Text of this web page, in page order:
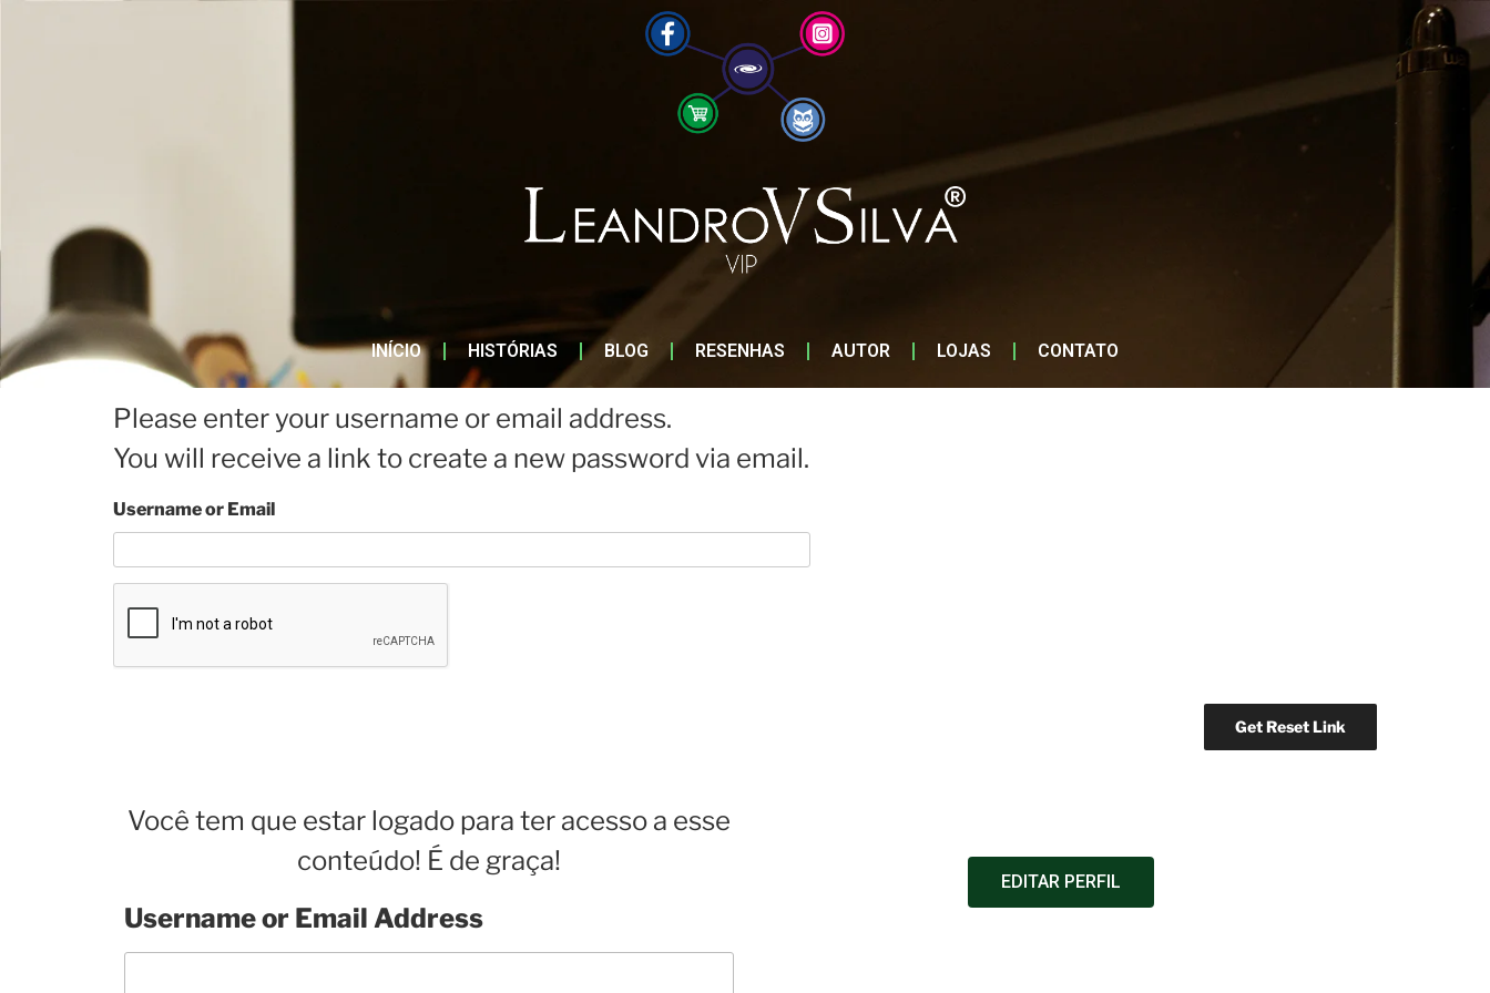
INÍCIO HISTÓRIAS BLOG RESENHAS AUTOR LOJAS CONTATO
Please enter your username or email address.
You will receive a link to create a new password via email.
Username or Email
Você tem que estar logado para ter acesso a esse
conteúdo! É de graça!
Username or Email Address
EDITAR PERFIL